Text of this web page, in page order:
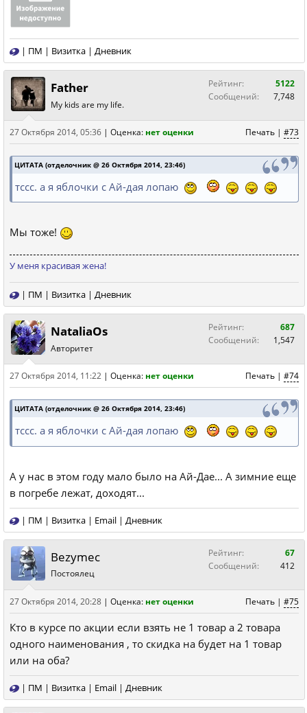
| ПМ | Визитка | Дневник
Father
My kids are my life.
Рейтинг:
5122
Сообщений:
7,748
Печать | #73
27 Октября 2014, 05:36 | Оценка: нет оценки
ЦИТАТА (отделочник @ 26 Октября 2014, 23:46)
тссс. а я яблочки с Ай-дая лопаю
Мы тоже!
У меня красивая жена!
| ПМ | Визитка | Дневник
NataliaOs
Авторитет
Рейтинг:
687
Сообщений:
1,547
Печать | #74
27 Октября 2014, 11:22 | Оценка: нет оценки
ЦИТАТА (отделочник @ 26 Октября 2014, 23:46)
тссс. а я яблочки с Ай-дая лопаю
А у нас в этом году мало было на Ай-Дае... А зимние еще
в погребе лежат, доходят...
| ПМ | Визитка | Email | Дневник
Bezymec
Постоялец
Рейтинг:
67
Сообщений:
412
Печать | #75
27 Октября 2014, 20:28 | Оценка: нет оценки
Кто в курсе по акции если взять не 1 товар а 2 товара
одного наименования , то скидка на будет на 1 товар
или на оба?
| ПМ | Визитка | Email | Дневник